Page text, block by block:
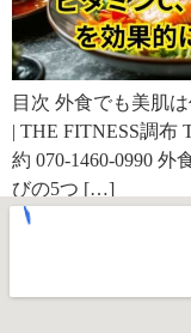
目次 外食でも美肌
| THE FITNESS調
約 070-1460-0990
びの5つ […]